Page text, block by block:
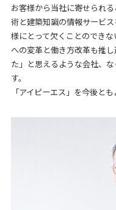
お客様から当社に寄せられ
術と建築知識の情報サービ
様にとって欠くことのでき
への変革と働き方改革も推
た」と思えるような会社、
す。
「アイピーエス」を今後と